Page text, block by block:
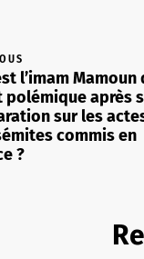
l’imam Mamoun
polémique après
sur les
commis en
?